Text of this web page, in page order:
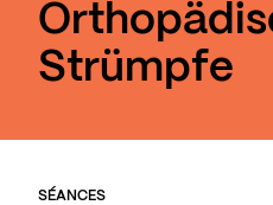
Strümpfe
SÉANCES